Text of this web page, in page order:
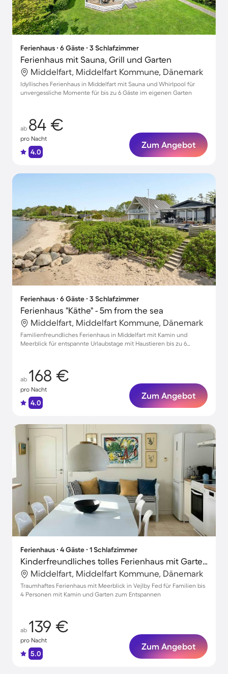
Ferienhaus ∙ 6 Gäste ∙ 3 Schlafzimmer
Ferienhaus mit Sauna, Grill und Garten
Middelfart, Middelfart Kommune, Dänemark
Idyllisches Ferienhaus in Middelfart mit Sauna und Whirlpool für
unvergessliche Momente für bis zu 6 Gäste im eigenen Garten
ab 84 €
pro Nacht
4.0
Zum Angebot
Ferienhaus ∙ 6 Gäste ∙ 3 Schlafzimmer
Ferienhaus "Käthe" - 5m from the sea
Middelfart, Middelfart Kommune, Dänemark
Familienfreundliches Ferienhaus in Middelfart mit Kamin und
Meerblick für entspannte Urlaubstage mit Haustieren bis zu 6
ab 168 €
pro Nacht
4.0
Zum Angebot
Ferienhaus ∙ 4 Gäste ∙ 1 Schlafzimmer
Kinderfreundliches tolles Ferienhaus mit Garten, Terrasse und Grill | Wasserblick
Middelfart, Middelfart Kommune, Dänemark
Traumhaftes Ferienhaus mit Meerblick in Vejlby Fed für Familien bis
4 Personen mit Kamin und Garten zum Entspannen
ab 139 €
pro Nacht
5.0
Zum Angebot